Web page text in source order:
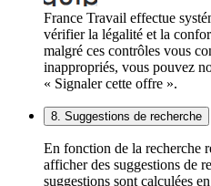
France Travail effectue
vérifier la légalité et la
malgré ces contrôles vous
inappropriés, vous pouvez
« Signaler cette offre ».
8. Suggestions de recherche
En fonction de la recherche
afficher des suggestions de
suggestions sont calculées